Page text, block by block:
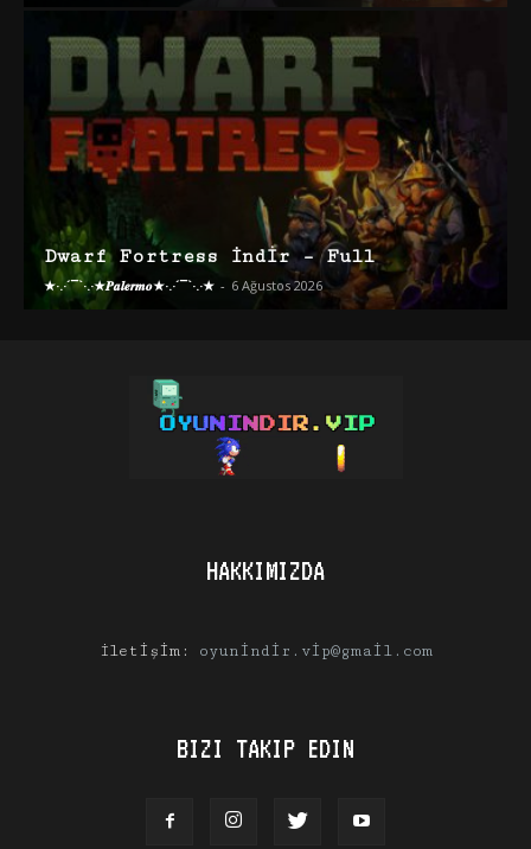
Dwarf Fortress İndir – Full
★·.·´¯`·.·★𝑷𝒂𝒍𝒆𝒓𝒎𝒐★·.·´¯`·.·★ - 6 Ağustos 2026
HAKKIMIZDA
İletişim: oyunindir.vip@gmail.com
BIZI TAKIP EDIN